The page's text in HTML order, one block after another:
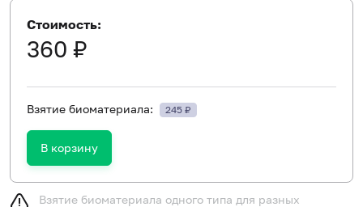
Стоимость:
360 ₽
Взятие биоматериала: 245 ₽
В корзину
Взятие биоматериала одного типа для разных